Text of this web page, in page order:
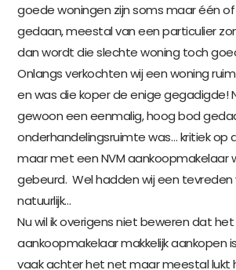
goede woningen zijn soms maar één
gedaan, meestal van een particulier
dan wordt die slechte woning toch
Onlangs verkochten wij een woning
en was die koper de enige gegadigde!
gewoon een eenmalig, hoog bod
onderhandelingsruimte was… kritiek op
maar met een NVM aankoopmakelaar
gebeurd. Wel hadden wij een tevreden
natuurlijk…
Nu wil ik overigens niet beweren dat
aankoopmakelaar makkelijk aankopen
vaak achter het net maar meestal lukt